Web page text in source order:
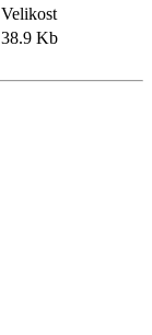
Velikost
38.9 Kb